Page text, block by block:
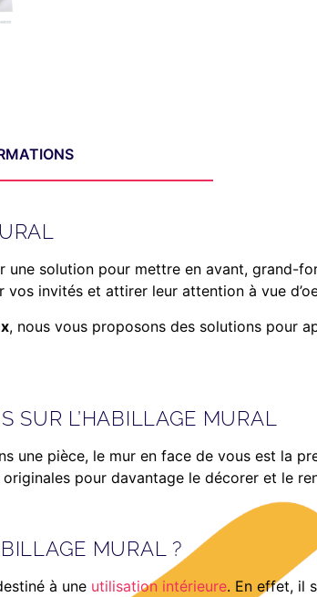
une solution pour mettre en avant, grand-
vos invités et attirer leur attention à vue
, nous vous proposons des solutions pour
SUR L’HABILLAGE MURAL
une pièce, le mur en face de vous est la
pour davantage le décorer et le
MURAL ?
à une utilisation intérieure. En effet, il